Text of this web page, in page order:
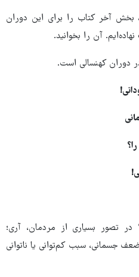
بخش آخر کتاب را برای این دوران
آن را بخوانید.
دوران کهنسالی است.
تصور بسیاری از مردمان، آری؛
جسمانی، سبب کم‌توانی یا ناتوانی